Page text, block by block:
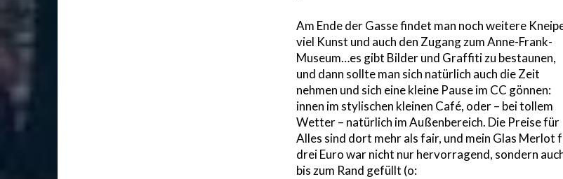
Am Ende der Gasse findet man noch weitere
viel Kunst und auch den Zugang zum Anne-Frank-
Museum…es gibt Bilder und Graffiti zu bestaunen,
und dann sollte man sich natürlich auch die Zeit
nehmen und sich eine kleine Pause im CC gönnen:
innen im stylischen kleinen Café, oder – bei tollem
Wetter – natürlich im Außenbereich. Die Preise für
Alles sind dort mehr als fair, und mein Glas Merlot
drei Euro war nicht nur hervorragend, sondern
bis zum Rand gefüllt (o: